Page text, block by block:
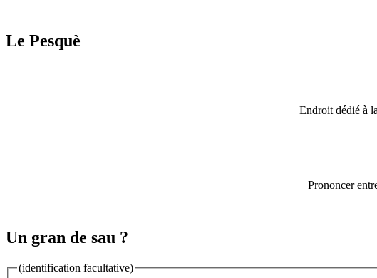
Le Pesquè
Endroit dédié à
Prononcer
Un gran de sau ?
(identification facultative)